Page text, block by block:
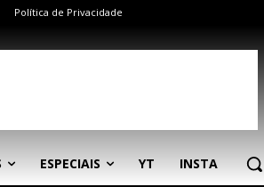
Política de Privacidade
ESPECIAIS YT INSTA